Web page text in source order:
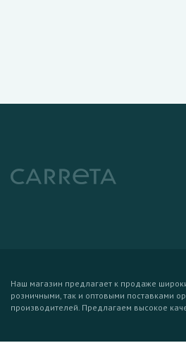
Наш магазин предлагает к продаже
розничными, так и оптовыми поставками
производителей. Предлагаем высокое